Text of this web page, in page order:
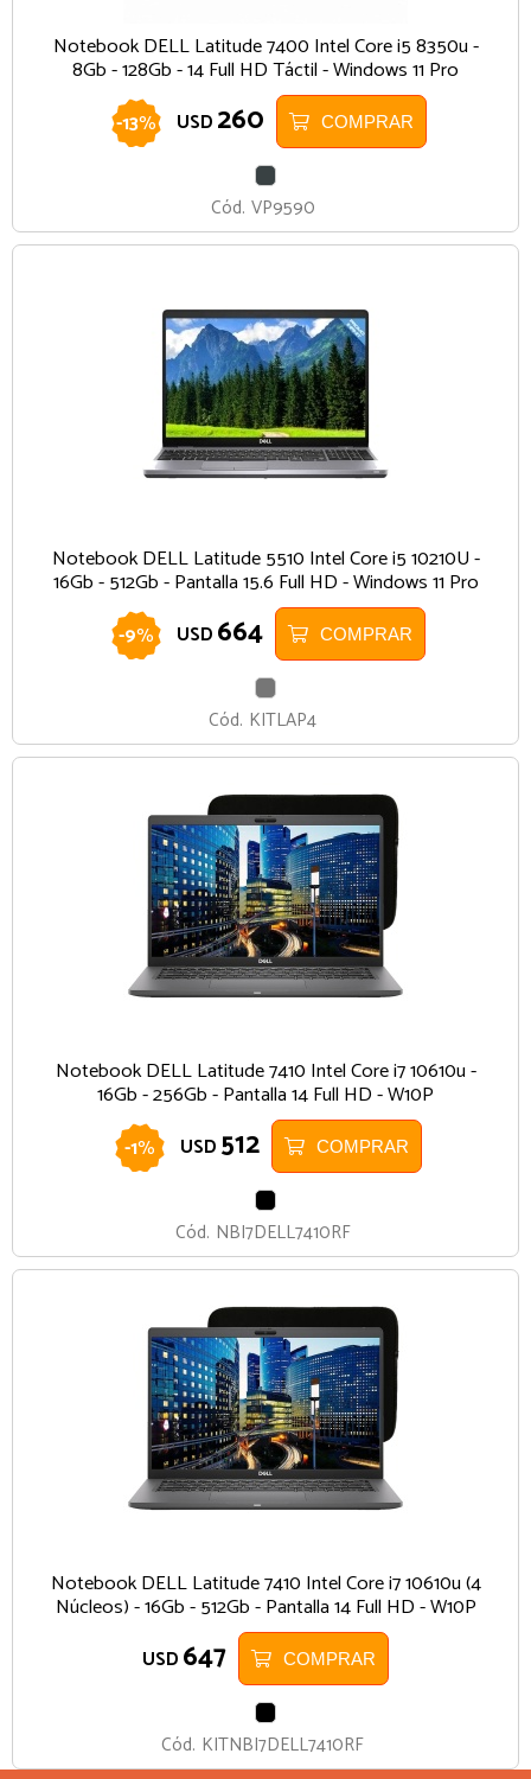
Notebook DELL Latitude 7400 Intel Core i5 8350u -
8Gb - 128Gb - 14 Full HD Táctil - Windows 11 Pro
-13% USD 260 COMPRAR
OSCURO
Cód. VP9590
Notebook DELL Latitude 5510 Intel Core i5 10210U -
16Gb - 512Gb - Pantalla 15.6 Full HD - Windows 11 Pro
-9% USD 664 COMPRAR
Cód. KITLAP4
Notebook DELL Latitude 7410 Intel Core i7 10610u -
16Gb - 256Gb - Pantalla 14 Full HD - W10P
-1% USD 512 COMPRAR
Cód. NBI7DELL7410RF
Notebook DELL Latitude 7410 Intel Core i7 10610u (4
Núcleos) - 16Gb - 512Gb - Pantalla 14 Full HD - W10P
USD 647 COMPRAR
Cód. KITNBI7DELL7410RF